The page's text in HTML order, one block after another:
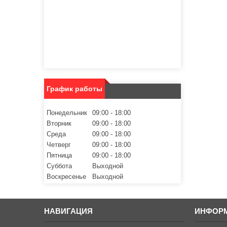
График работы
Понедельник 09:00
18:00
Вторник
09:00
18:00
Среда
09:00
18:00
Четверг
09:00
18:00
Пятница
09:00
18:00
Суббота
Выходной
Воскресенье
Выходной
НАВИГАЦИЯ